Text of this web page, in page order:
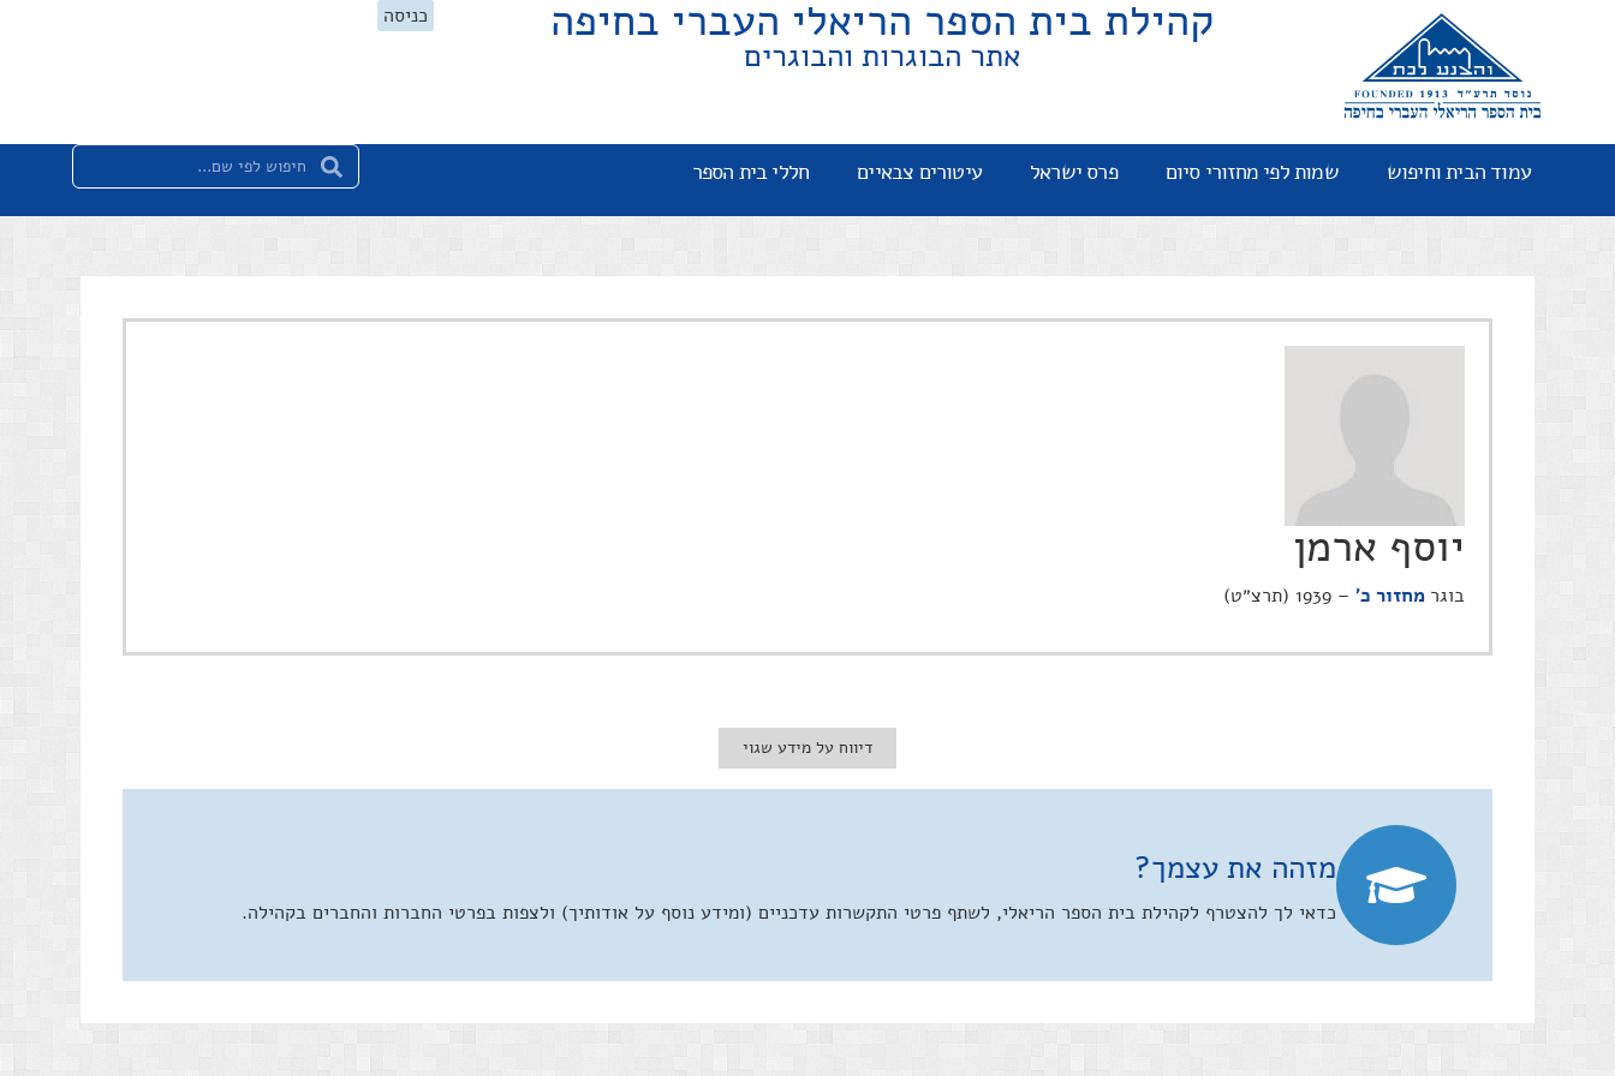
קהילת בית הספר הריאלי העברי בחיפה
אתר הבוגרות והבוגרים
כניסה
עמוד הבית וחיפוש שמות לפי מחזורי סיום פרס ישראל עיטורים צבאיים חללי בית הספר
יוסף ארמן
בוגר מחזור כ' – 1939 (תרצ״ט)
דיווח על מידע שגוי
מזהה את עצמך?
כדאי לך להצטרף לקהילת בית הספר הריאלי, לשתף פרטי התקשרות עדכניים (ומידע נוסף על אודותיך) ולצפות בפרטי החברות והחברים בקהילה.